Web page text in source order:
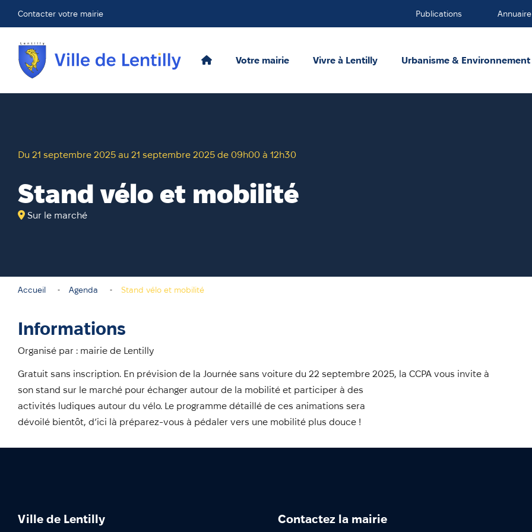
Contacter votre mairie Publications Annuaire
Votre mairie Vivre à Lentilly Urbanisme & Environnement
Du 21 septembre 2025 au 21 septembre 2025 de 09h00 à 12h30
Stand vélo et mobilité
Sur le marché
Accueil Agenda Stand vélo et mobilité
Informations
Organisé par : mairie de Lentilly
Gratuit sans inscription. En prévision de la Journée sans voiture du 22 septembre 2025, la CCPA vous invite à
son stand sur le marché pour échanger autour de la mobilité et participer à des
activités ludiques autour du vélo. Le programme détaillé de ces animations sera
dévoilé bientôt, d’ici là préparez-vous à pédaler vers une mobilité plus douce !
Ville de Lentilly Contactez la mairie